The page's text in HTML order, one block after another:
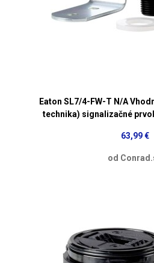
Eaton SL7/4-FW-T N/A
technika) signalizačné
63,99 €
od